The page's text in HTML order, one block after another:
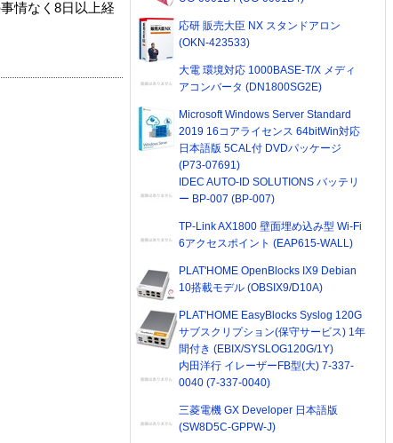
情なく8日以上経
応研 販売大臣 NX スタンドアロン
(OKN-423533)
大電 環境対応 1000BASE-T/X メディ
アコンバータ (DN1800SG2E)
Microsoft Windows Server Standard
2019 16コアライセンス 64bitWin対応
日本語版 5CAL付 DVDパッケージ
(P73-07691)
IDEC AUTO-ID SOLUTIONS バッテリ
ー BP-007 (BP-007)
TP-Link AX1800 壁面埋め込み型 Wi-Fi
6アクセスポイント (EAP615-WALL)
PLAT'HOME OpenBlocks IX9 Debian
10搭載モデル (OBSIX9/D10A)
PLAT'HOME EasyBlocks Syslog 120G
サブスクリプション(保守サービス) 1年
間付き (EBIX/SYSLOG120G/1Y)
内田洋行 イレーザーFB型(大) 7-337-
0040 (7-337-0040)
三菱電機 GX Developer 日本語版
(SW8D5C-GPPW-J)